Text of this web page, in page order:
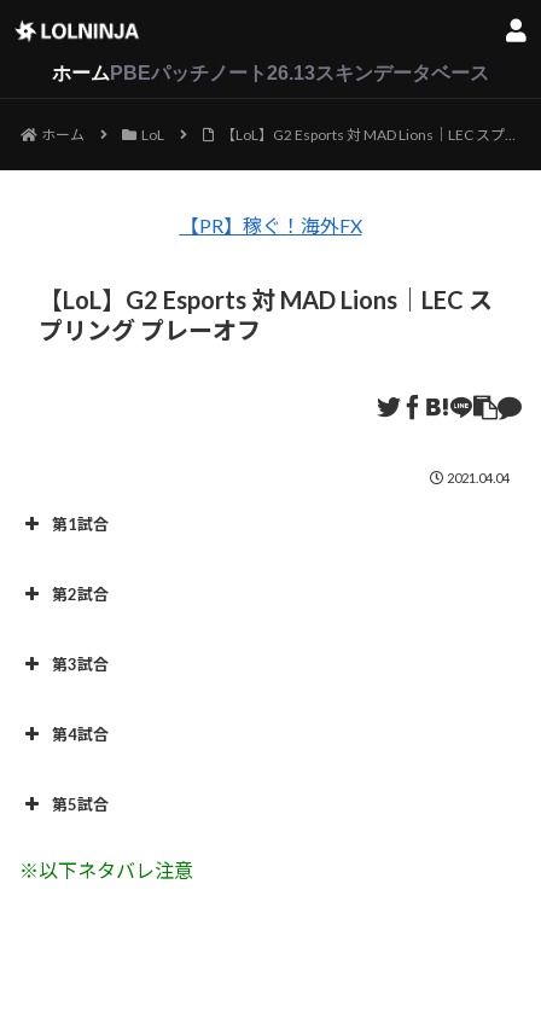
ホーム PBEパッチノート26.13スキンデータベース
ホーム LoL 【LoL】G2 Esports 対 MAD Lions｜LEC スプリング プレーオフ
【PR】稼ぐ！海外FX
【LoL】G2 Esports 対 MAD Lions｜LEC ス
プリング プレーオフ
2021.04.04
第1試合
第2試合
第3試合
第4試合
第5試合
※以下ネタバレ注意